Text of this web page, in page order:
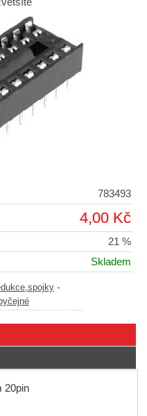
783493
4,00 Kč
21 %
Skladem
-
20pin